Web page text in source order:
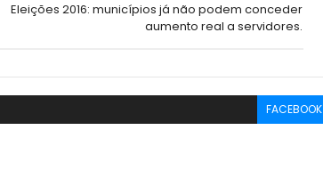
Eleições 2016: municípios já não podem conceder
aumento real a servidores.
FACEBOOK